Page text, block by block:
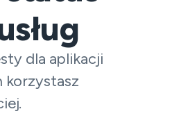
dla aplikacji
korzystasz